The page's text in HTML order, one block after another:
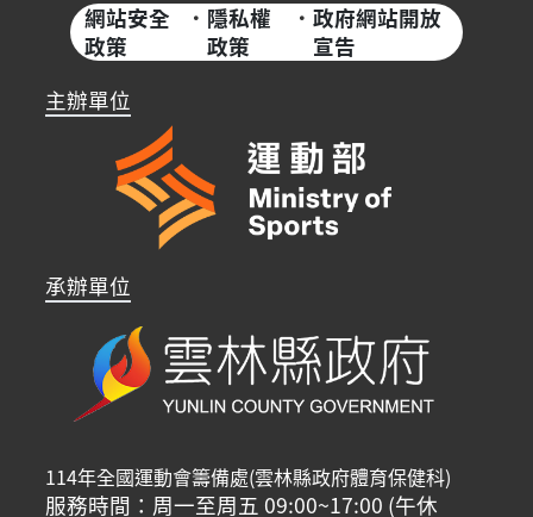
網站安全
政策
· 隱私權
政策
·政府網站開放
宣告
主辦單位
承辦單位
114年全國運動會籌備處(雲林縣政府體育保健科)
服務時間：周一至周五 09:00~17:00 (午休